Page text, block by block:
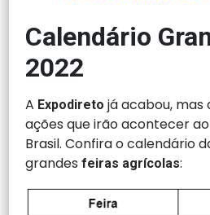
Calendário
2022
A Expodireto já acabou, mas
ações que irão acontecer
Brasil. Confira o calendário
grandesfeiras agrícolas: